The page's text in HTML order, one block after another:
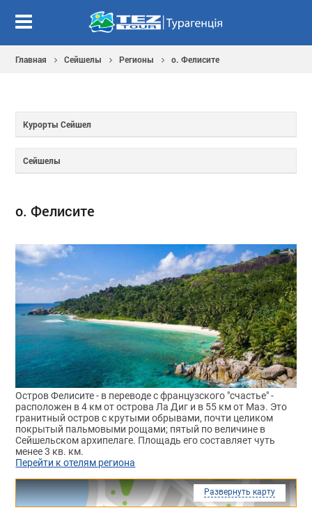
Главная Сейшелы Регионы о. Фелисите
Курорты Сейшел
Сейшелы
о. Фелисите
Остров Фелисите - в переводе с французского "счастье" -
расположен в 4 км от острова Ла Диг и в 55 км от Маэ. Это
гранитный остров с крутыми обрывами, почти целиком
покрытый пальмовыми рощами; пятый по величине в
Сейшельском архипелаге. Площадь его составляет чуть
менее 3 кв. км.
Перейти к отелям региона
Развернуть карту